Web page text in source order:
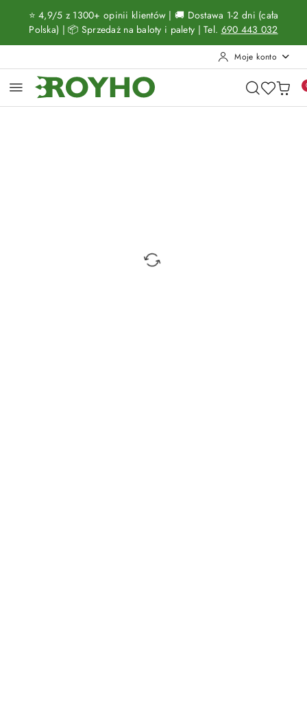
Przejdź do treści głównej
Przejdź do wyszukiwarki
Przejdź do moje konto
Przejdź do menu głównego
Przejdź do opisu produktu
Przejdź do stopki
⭐ 4,9/5 z 1300+ opinii klientów | 🚚 Dostawa 1-2 dni (cała
Polska) | 📦 Sprzedaż na baloty i palety | Tel. 690 443 032
Moje konto